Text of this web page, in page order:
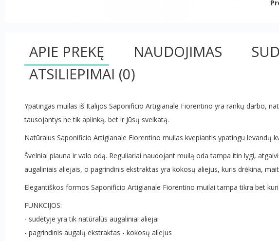
APIE PREKĘ NAUDOJIMAS
ATSILIEPIMAI (0)
Ypatingas muilas iš Italijos Saponificio Artigianale Fiorentino yra rankų darbo,
tausojantys ne tik aplinką, bet ir Jūsų sveikatą.
Natūralus Saponificio Artigianale Fiorentino muilas kvepiantis ypatingu levandų
Švelniai plauna ir valo odą. Reguliariai naudojant muilą oda tampa itin lygi,
augaliniais aliejais, o pagrindinis ekstraktas yra kokosų aliejus, kuris drėkina,
Elegantiškos formos Saponificio Artigianale Fiorentino muilai tampa tikra bet
FUNKCIJOS:
- sudėtyje yra tik natūralūs augaliniai aliejai
- pagrindinis augalų ekstraktas - kokosų aliejus